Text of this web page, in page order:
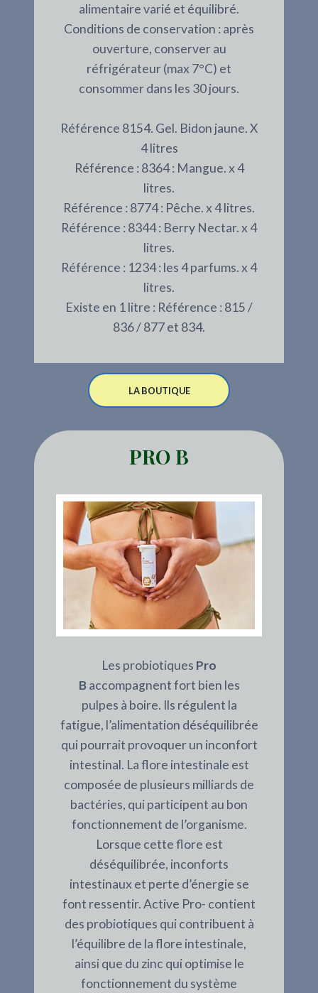
alimentaire varié et équilibré.
Conditions de conservation : après
ouverture, conserver au
réfrigérateur (max 7°C) et
consommer dans les 30 jours.
Référence 8154. Gel. Bidon jaune. X
4 litres
Référence : 8364 : Mangue. x 4
litres.
Référence : 8774 : Pêche. x 4 litres.
Référence : 8344 : Berry Nectar. x 4
litres.
Référence : 1234 : les 4 parfums. x 4
litres.
Existe en 1 litre : Référence : 815 /
836 / 877 et 834.
LA BOUTIQUE
PRO B
Les probiotiques Pro
Baccompagnent fort bien les
pulpes à boire. Ils régulent la
fatigue, l’alimentation déséquilibrée
qui pourrait provoquer un inconfort
intestinal. La flore intestinale est
composée de plusieurs milliards de
bactéries, qui participent au bon
fonctionnement de l’organisme.
Lorsque cette flore est
déséquilibrée, inconforts
intestinaux et perte d’énergie se
font ressentir. Active Pro- contient
des probiotiques qui contribuent à
l’équilibre de la flore intestinale,
ainsi que du zinc qui optimise le
fonctionnement du système